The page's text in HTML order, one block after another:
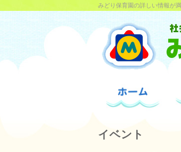
みどり保育園の詳しい情報が
イベント